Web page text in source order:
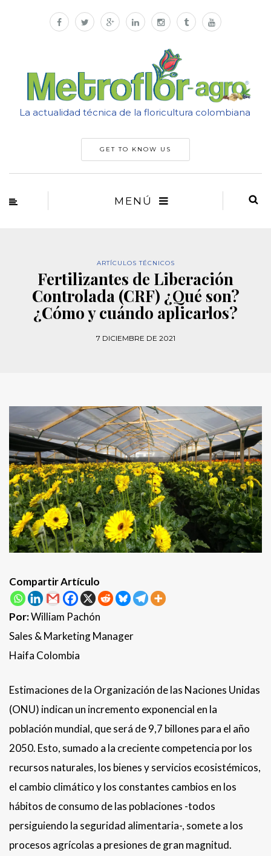
La actualidad técnica de la floricultura colombiana
GET TO KNOW US
MENÚ
ARTÍCULOS TÉCNICOS
Fertilizantes de Liberación
Controlada (CRF) ¿Qué son?
¿Cómo y cuándo aplicarlos?
7 DICIEMBRE DE 2021
Compartir Artículo
Por:William Pachón
Sales & Marketing Manager
Haifa Colombia
Estimaciones de la Organización de las Naciones Unidas
(ONU) indican un incremento exponencial en la
población mundial, que será de 9,7 billones para el año
2050. Esto, sumado a la creciente competencia por los
recursos naturales, los bienes y servicios ecosistémicos,
el cambio climático y los constantes cambios en los
hábitos de consumo de las poblaciones -todos
persiguiendo la seguridad alimentaria-, somete a los
procesos agrícolas a presiones de gran magnitud.